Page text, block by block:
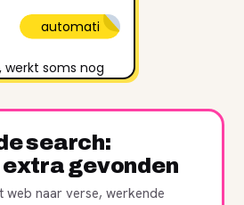
automati
werkt soms nog
search:
gevonden
web naar verse, werkende